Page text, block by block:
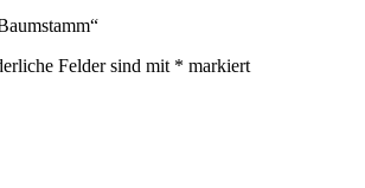
Felder sind mit * markiert